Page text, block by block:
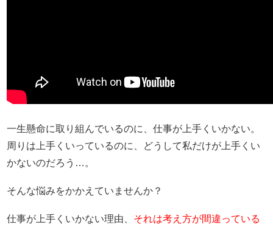
一生懸命に取り組んでいるのに、仕事が上手くいかない。
周りは上手くいっているのに、どうして私だけが上手くい
かないのだろう…。
そんな悩みをかかえていませんか？
仕事が上手くいかない理由、 それは考え方が間違っている